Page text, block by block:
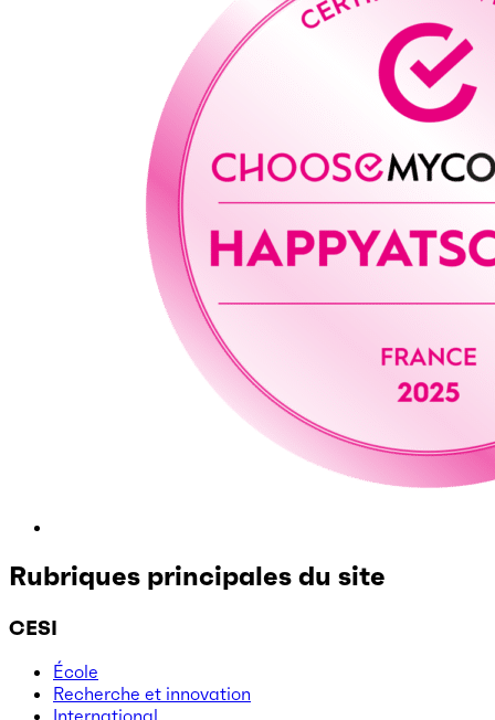
Rubriques principales du site
CESI
École
Recherche et innovation